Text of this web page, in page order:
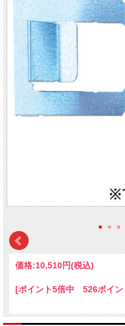
価格:10,510円(税込)
[ポイント5倍中 526ポイン